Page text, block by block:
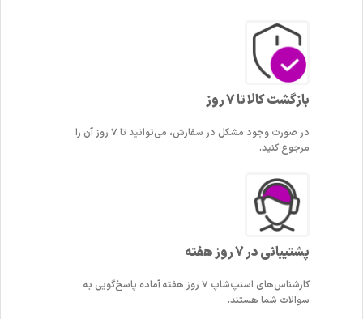
بازگشت کالا تا 7 روز
در صورت وجود مشکل در سفارش، می‌توانید تا ۷ روز آن را
مرجوع کنید.
پشتیبانی در 7 روز هفته
کارشناس‌های اسنپ‌شاپ ۷ روز هفته آماده پاسخ‌گویی به
سوالات شما هستند.